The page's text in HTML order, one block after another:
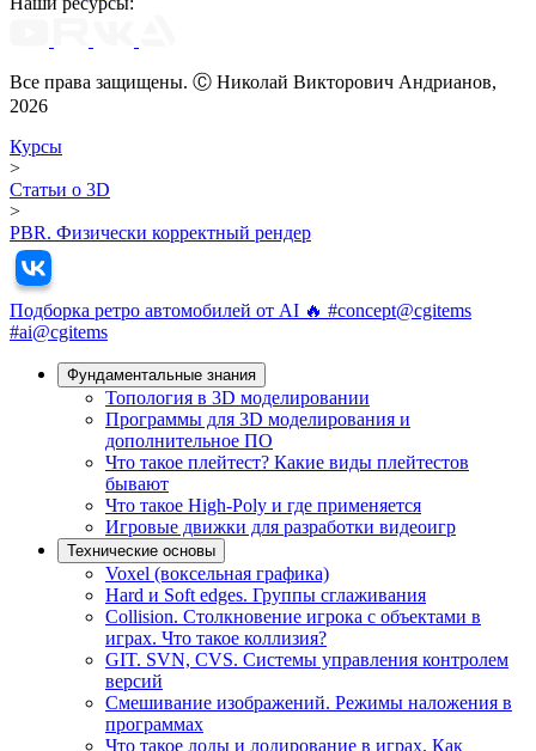
Все права защищены. Ⓒ Николай Викторович Андрианов,
2026
Курсы
>
Статьи о 3D
>
PBR. Физически корректный рендер
Подборка ретро автомобилей от AI 🔥 #concept@cgitems
#ai@cgitems
Фундамeнтальные знания
Топология в 3D моделировании
Программы для 3D моделирования и
дополнительное ПО
Что такое плейтест? Какие виды плейтестов
бывают
Что такое High-Poly и где применяется
Игровые движки для разработки видеоигр
Технические основы
Voxel (воксельная графика)
Hard и Soft edges. Группы сглаживания
Collision. Столкновение игрока с объектами в
играх. Что такое коллизия?
GIT. SVN, CVS. Системы управления контролем
версий
Смешивание изображений. Режимы наложения в
программах
Что такое лоды и лодирование в играх. Как